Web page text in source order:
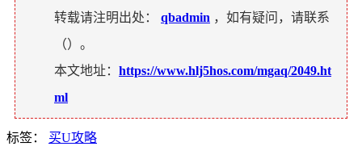
转载请注明出处： qbadmin ，如有疑问，请联系
（）。
本文地址： https://www.hlj5hos.com/mgaq/2049.ht
ml
标签： 买U攻略